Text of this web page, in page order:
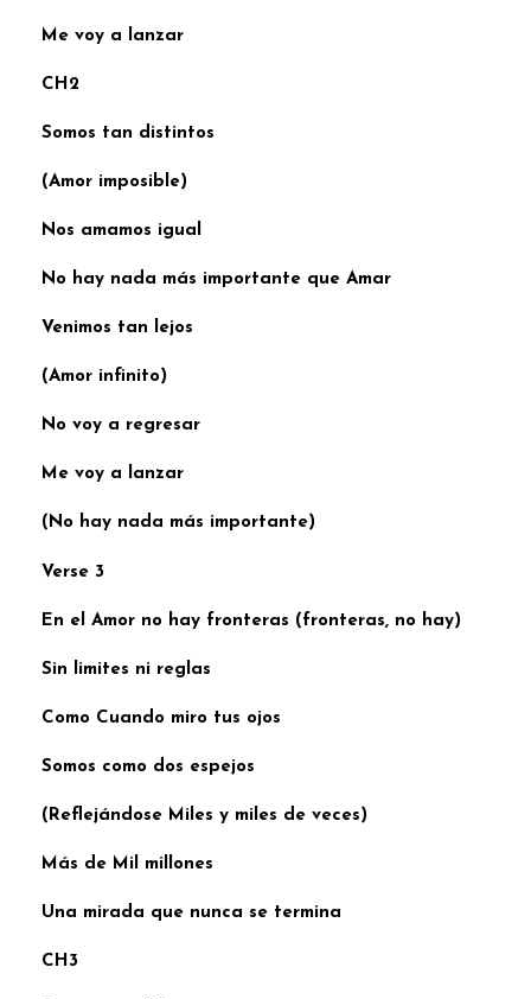
Me voy a lanzar
CH2
Somos tan distintos
(Amor imposible)
Nos amamos igual
No hay nada más importante que Amar
Venimos tan lejos
(Amor infinito)
No voy a regresar
Me voy a lanzar
(No hay nada más importante)
Verse 3
En el Amor no hay fronteras (fronteras, no hay)
Sin limites ni reglas
Como Cuando miro tus ojos
Somos como dos espejos
(Reflejándose Miles y miles de veces)
Más de Mil millones
Una mirada que nunca se termina
CH3